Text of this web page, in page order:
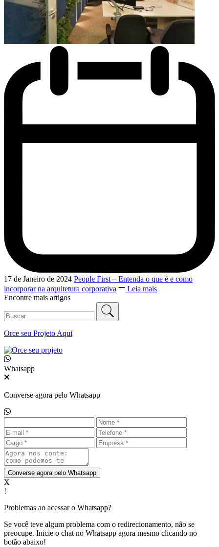
17 de Janeiro de 2024 People First – Entenda o que é e como
incorporar na arquitetura corporativa
Leia mais
Encontre mais artigos
Orce seu Projeto Aqui
Whatsapp
Converse agora pelo Whatsapp
Converse agora pelo Whatsapp
X
!
Problemas ao acessar o Whatsapp?
Se você teve algum problema com o redirecionamento, não se
preocupe. Inicie o chat no Whatsapp agora mesmo clicando no
botão abaixo!